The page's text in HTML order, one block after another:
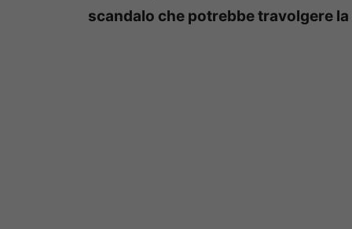
scandalo che potrebbe travolgere